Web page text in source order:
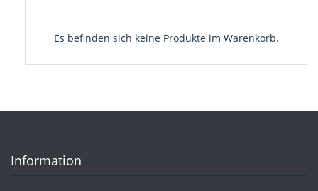
Es befinden sich keine Produkte im Warenkorb.
Information